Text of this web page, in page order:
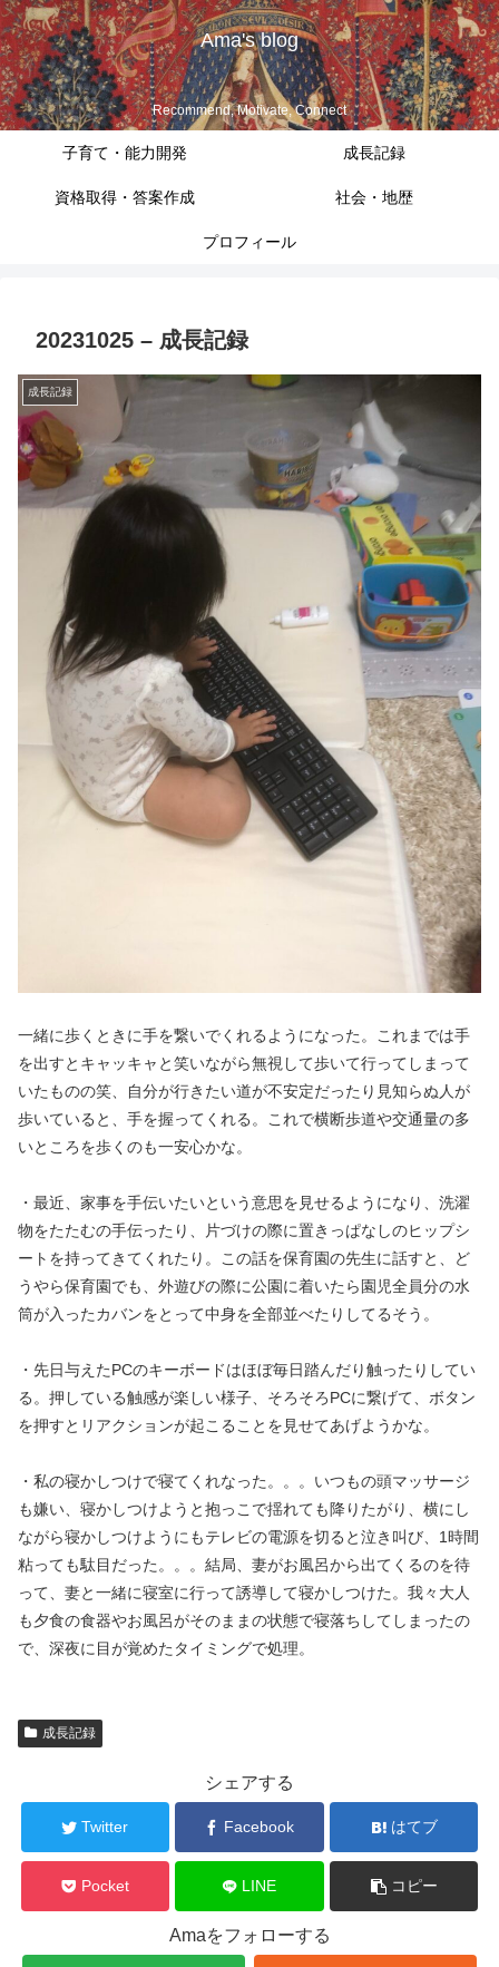
Ama's blog
Recommend, Motivate, Connect
子育て・能力開発 成長記録
資格取得・答案作成 社会・地歴
プロフィール
20231025 – 成長記録
成長記録
一緒に歩くときに手を繋いでくれるようになった。これまでは手
を出すとキャッキャと笑いながら無視して歩いて行ってしまって
いたものの笑、自分が行きたい道が不安定だったり見知らぬ人が
歩いていると、手を握ってくれる。これで横断歩道や交通量の多
いところを歩くのも一安心かな。
・最近、家事を手伝いたいという意思を見せるようになり、洗濯
物をたたむの手伝ったり、片づけの際に置きっぱなしのヒップシ
ートを持ってきてくれたり。この話を保育園の先生に話すと、ど
うやら保育園でも、外遊びの際に公園に着いたら園児全員分の水
筒が入ったカバンをとって中身を全部並べたりしてるそう。
・先日与えたPCのキーボードはほぼ毎日踏んだり触ったりしてい
る。押している触感が楽しい様子、そろそろPCに繋げて、ボタン
を押すとリアクションが起こることを見せてあげようかな。
・私の寝かしつけで寝てくれなった。。。いつもの頭マッサージ
も嫌い、寝かしつけようと抱っこで揺れても降りたがり、横にし
ながら寝かしつけようにもテレビの電源を切ると泣き叫び、1時間
粘っても駄目だった。。。結局、妻がお風呂から出てくるのを待
って、妻と一緒に寝室に行って誘導して寝かしつけた。我々大人
も夕食の食器やお風呂がそのままの状態で寝落ちしてしまったの
で、深夜に目が覚めたタイミングで処理。
成長記録
シェアする
Twitter Facebook はてブ
Pocket LINE コピー
Amaをフォローする